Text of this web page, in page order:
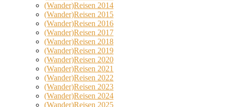
(Wander)Reisen 2014
(Wander)Reisen 2015
(Wander)Reisen 2016
(Wander)Reisen 2017
(Wander)Reisen 2018
(Wander)Reisen 2019
(Wander)Reisen 2020
(Wander)Reisen 2021
(Wander)Reisen 2022
(Wander)Reisen 2023
(Wander)Reisen 2024
(Wander)Reisen 2025